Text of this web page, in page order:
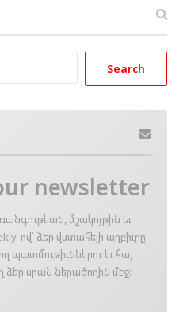
newsletter
մշակոյթին եւ
ով՝ ձեր վստահելի աղբիւրը
պատմութիւններու եւ հայ
ձեր սրան ներածողին մէջ։